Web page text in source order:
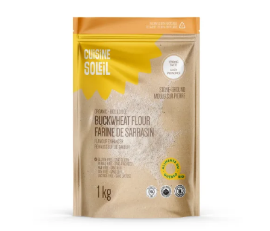
AJOUTER AU PANIER / DÉTAILS